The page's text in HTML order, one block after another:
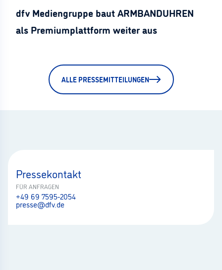
dfv Mediengruppe baut ARMBANDUHREN
als Premiumplattform weiter aus
ALLE PRESSEMITTEILUNGEN
Pressekontakt
FÜR ANFRAGEN
+49 69 7595-2054
presse@dfv.de